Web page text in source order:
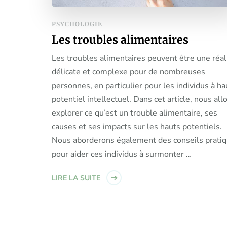
PSYCHOLOGIE
Les troubles alimentaires
Les troubles alimentaires peuvent être une
délicate et complexe pour de nombreuses
personnes, en particulier pour les individus à
potentiel intellectuel. Dans cet article, nous
explorer ce qu’est un trouble alimentaire, ses
causes et ses impacts sur les hauts potentiels.
Nous aborderons également des conseils
pour aider ces individus à surmonter …
LIRE LA SUITE